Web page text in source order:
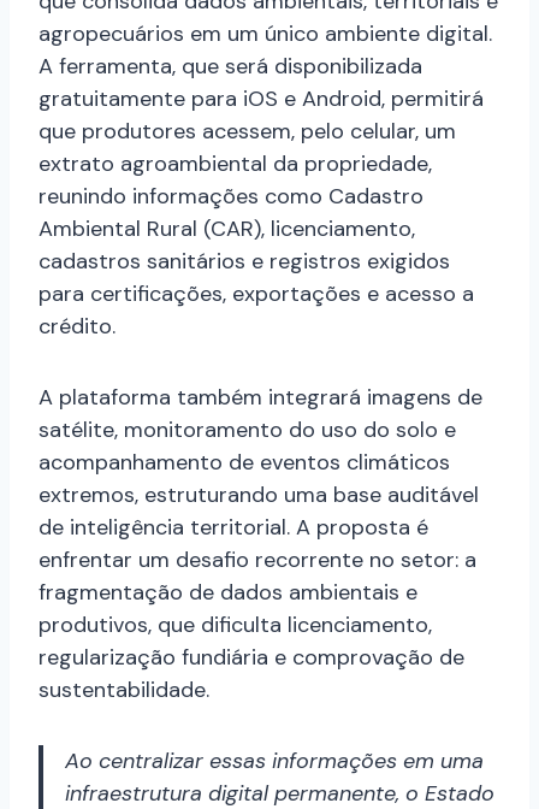
agropecuários em um único ambiente digital.
A ferramenta, que será disponibilizada
gratuitamente para iOS e Android, permitirá
que produtores acessem, pelo celular, um
extrato agroambiental da propriedade,
reunindo informações como Cadastro
Ambiental Rural (CAR), licenciamento,
cadastros sanitários e registros exigidos
para certificações, exportações e acesso a
crédito.
A plataforma também integrará imagens de
satélite, monitoramento do uso do solo e
acompanhamento de eventos climáticos
extremos, estruturando uma base auditável
de inteligência territorial. A proposta é
enfrentar um desafio recorrente no setor: a
fragmentação de dados ambientais e
produtivos, que dificulta licenciamento,
regularização fundiária e comprovação de
sustentabilidade.
Ao centralizar essas informações em uma
infraestrutura digital permanente, o Estado